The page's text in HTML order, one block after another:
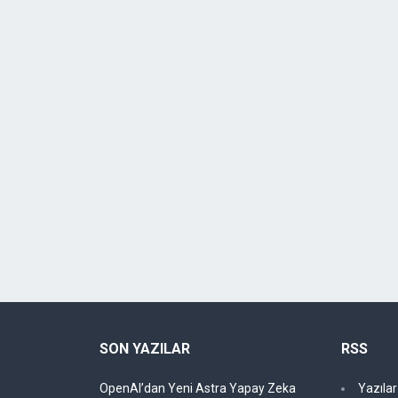
SON YAZILAR
OpenAI’dan Yeni Astra Yapay Zeka
RSS